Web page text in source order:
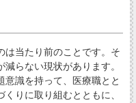
当たり前のことです。そ
らない現状があります。
意識を持って、医療職とと
りに取り組むとともに、